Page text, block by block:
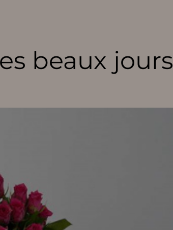
beaux jours